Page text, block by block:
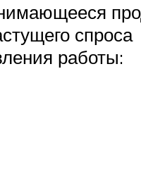
спроса
работы: